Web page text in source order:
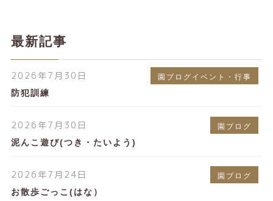
最新記事
2026年7月30日 園ブログイベント・行事
防犯訓練
2026年7月30日 園ブログ
泥んこ遊び(つき・たいよう)
2026年7月24日 園ブログ
お散歩ごっこ(はな）